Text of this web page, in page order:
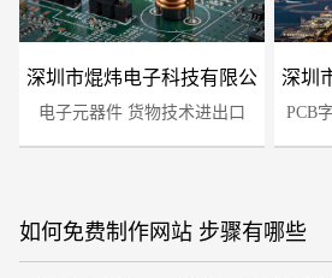
深圳市焜炜电子科技有限公
司
电子元器件 货物技术进出口
深圳
PCB
如何免费制作网站 步骤有哪些